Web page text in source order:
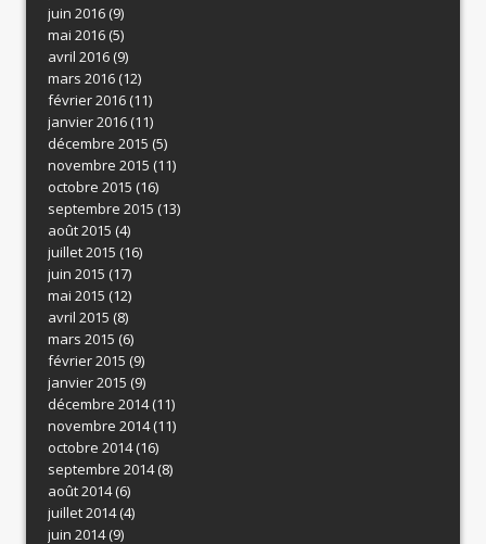
juin 2016(9)
mai 2016(5)
avril 2016(9)
mars 2016(12)
février 2016(11)
janvier 2016(11)
décembre 2015 (5)
novembre 2015 (11)
octobre 2015 (16)
septembre 2015 (13)
août 2015 (4)
juillet 2015 (16)
juin 2015 (17)
mai 2015 (12)
avril 2015 (8)
mars 2015 (6)
février 2015 (9)
janvier 2015 (9)
décembre 2014(11)
novembre 2014(11)
octobre 2014(16)
septembre 2014(8)
août 2014(6)
juillet 2014(4)
juin 2014(9)